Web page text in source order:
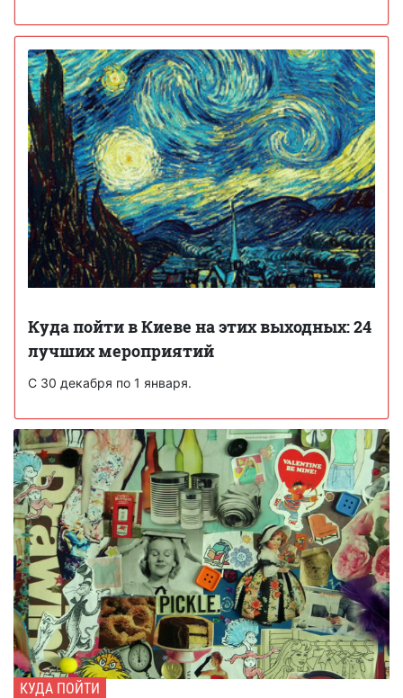
Куда пойти в Киеве на этих выходных: 24
лучших мероприятий
С 30 декабря по 1 января.
КУДА ПОЙТИ